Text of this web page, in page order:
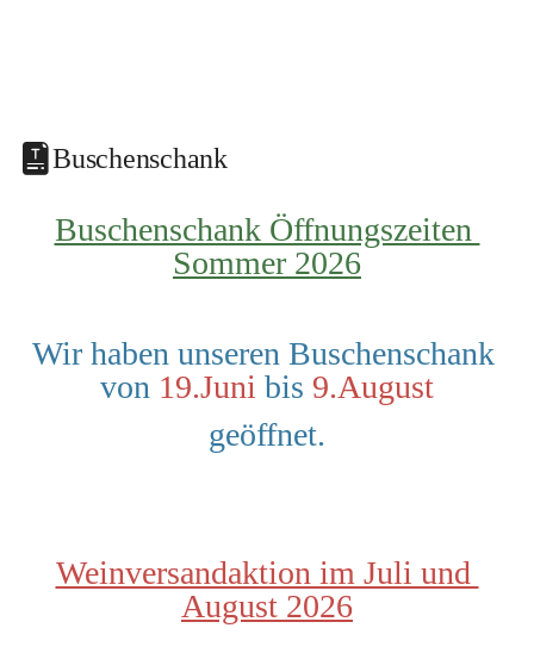
Buschenschank
Buschenschank Öffnungszeiten
Sommer 2026
Wir haben unseren Buschenschank
von 19.Juni bis 9.August
geöffnet.
Weinversandaktion im Juli und
August 2026